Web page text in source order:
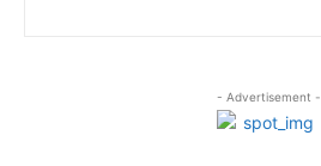
- Advertisement -